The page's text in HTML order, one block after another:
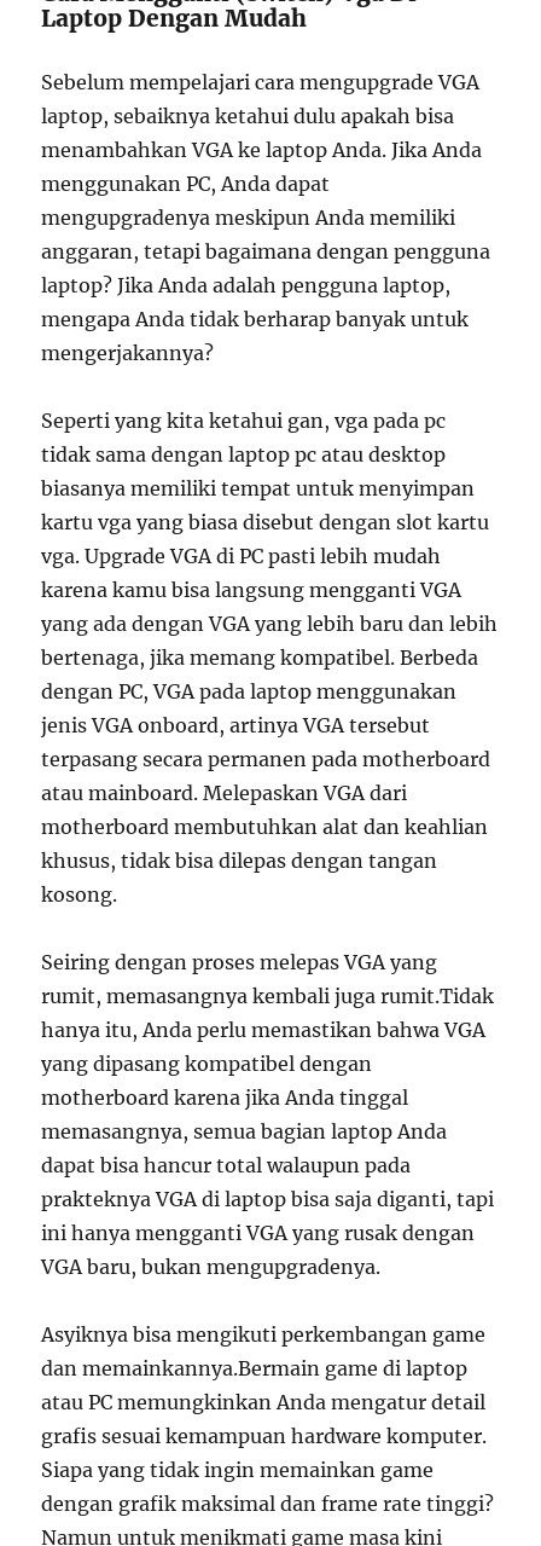
Laptop Dengan Mudah
Sebelum mempelajari cara mengupgrade VGA
laptop, sebaiknya ketahui dulu apakah bisa
menambahkan VGA ke laptop Anda. Jika Anda
menggunakan PC, Anda dapat
mengupgradenya meskipun Anda memiliki
anggaran, tetapi bagaimana dengan pengguna
laptop? Jika Anda adalah pengguna laptop,
mengapa Anda tidak berharap banyak untuk
mengerjakannya?
Seperti yang kita ketahui gan, vga pada pc
tidak sama dengan laptop pc atau desktop
biasanya memiliki tempat untuk menyimpan
kartu vga yang biasa disebut dengan slot kartu
vga. Upgrade VGA di PC pasti lebih mudah
karena kamu bisa langsung mengganti VGA
yang ada dengan VGA yang lebih baru dan lebih
bertenaga, jika memang kompatibel. Berbeda
dengan PC, VGA pada laptop menggunakan
jenis VGA onboard, artinya VGA tersebut
terpasang secara permanen pada motherboard
atau mainboard. Melepaskan VGA dari
motherboard membutuhkan alat dan keahlian
khusus, tidak bisa dilepas dengan tangan
kosong.
Seiring dengan proses melepas VGA yang
rumit, memasangnya kembali juga rumit.Tidak
hanya itu, Anda perlu memastikan bahwa VGA
yang dipasang kompatibel dengan
motherboard karena jika Anda tinggal
memasangnya, semua bagian laptop Anda
dapat bisa hancur total walaupun pada
prakteknya VGA di laptop bisa saja diganti, tapi
ini hanya mengganti VGA yang rusak dengan
VGA baru, bukan mengupgradenya.
Asyiknya bisa mengikuti perkembangan game
dan memainkannya.Bermain game di laptop
atau PC memungkinkan Anda mengatur detail
grafis sesuai kemampuan hardware komputer.
Siapa yang tidak ingin memainkan game
dengan grafik maksimal dan frame rate tinggi?
Namun untuk menikmati game masa kini